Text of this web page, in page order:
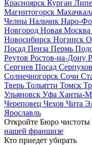
Красноярск Курган
Магнитогорск
Челны Нальчик Наро-
Новгород Новая Москва
Новосибирск Ногинск
Посад Пенза Пермь
Реутов Ростов-на-Дону
Сергиев Посад Серпухов
Солнечногорск Сочи
Тверь Тольятти Томск
Ульяновск Уфа Ханты-
Череповец Чехов Чита
Ярославль
Откройте Бюро чистоты
нашей франшизе
Кто приедет убирать